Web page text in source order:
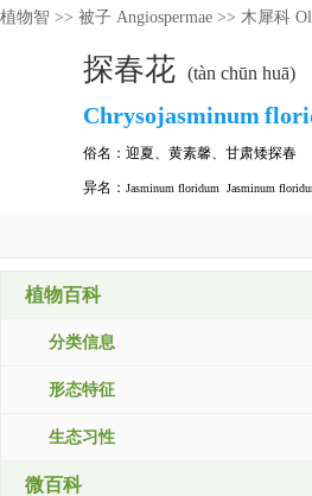
植物智 >> 被子 Angiospermae >> 木犀科
探春花 (tàn chūn huā)
Chrysojasminum
俗名： 迎夏、 黄素馨、 甘肃矮探春
异名： Jasminum floridum Jasminum
植物百科
分类信息
形态特征
生态习性
微百科